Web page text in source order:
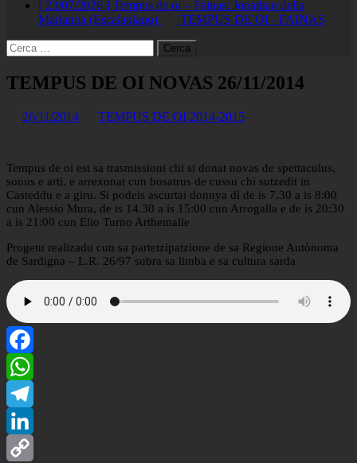
[ 23/07/2026 ] Tempus de oi – Fainas: Jonathan della
Marianna (Escalaplano)
TEMPUS DE OI - FAINAS
Ricerca
per:
TEMPUS DE OI NOVAS 26/11/2014
26/11/2014 TEMPUS DE OI 2014-2015
Tempus de oi est sa trasmissioni chi si donat novas de spettaculus,
sonus e arti, e arrexonat cun bosatrus de cussu chi sutzedit in
Casteddu e a giru. Si podeis ascurtai donnya dì de is 7.30 a is 8:00
cun Alessio Mura, de is 14.30 a is 15:00 cun Arrogalla e de is 20:30
a is 21:00 cun Elio Turno Arthemalle
Progetu realizadu cun sa partetzipatzione de sa Regione Autònoma
de Sardigna – L.R. 26/97 subra sa limba e sa cultura sarda
Facebook
WhatsApp
Telegram
LinkedIn